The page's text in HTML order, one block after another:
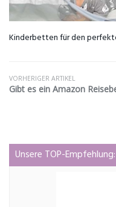
Kinderbetten für den
VORHERIGER ARTIKEL
Gibt es ein Amazon
Unsere TOP-Empfehlung: